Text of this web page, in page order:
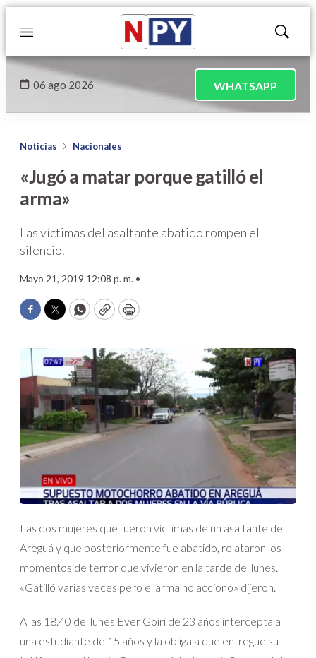
Menú
Mostrar
06 ago 2026 WHATSAPP
Noticias Nacionales
«Jugó a matar porque gatilló el
arma»
Las víctimas del asaltante abatido rompen el
silencio.
Mayo 21, 2019 12:08 p. m. •
Facebook
TwitterWhatsApp
CopyPrint
Las dos mujeres que fueron víctimas de un asaltante de
Areguá y que posteriormente fue abatido, relataron los
momentos de terror que vivieron en la tarde del lunes.
«Gatilló varias veces pero el arma no accionó» dijeron.
A las 18.40 del lunes Ever Goiri de 23 años intercepta a
una estudiante de 15 años y la obliga a que entregue su